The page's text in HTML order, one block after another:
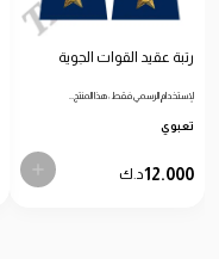
رتبة عقيد القوات الجوية
لإستخدام الرسمي فقط: هذا المنتج…
تعبوي
12.000د.ك